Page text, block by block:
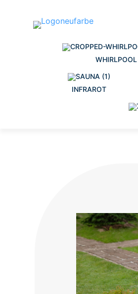
WHIRLPOOL
INFRAROT